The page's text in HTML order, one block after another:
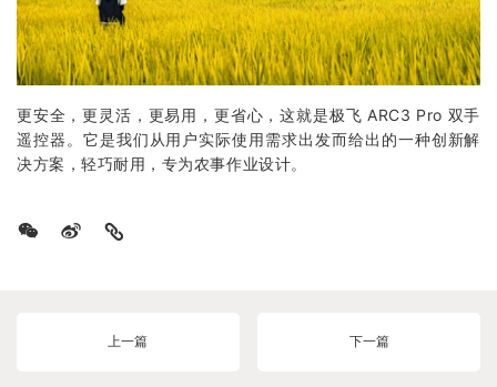
更安全，更灵活，更易用，更省心，这就是极飞 ARC3 Pro 双手
遥控器。它是我们从用户实际使用需求出发而给出的一种创新解
决方案，轻巧耐用，专为农事作业设计。
上一篇 下一篇